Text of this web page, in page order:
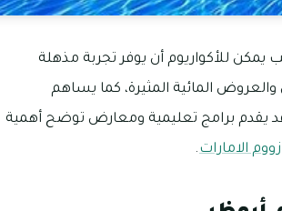
يمكن للأكواريوم أن يوفر تجربة مذهلة
المائية المثيرة، كما يساهم
قد يقدم برامج تعليمية ومعارض توضح أهمية
زووم الامارات.